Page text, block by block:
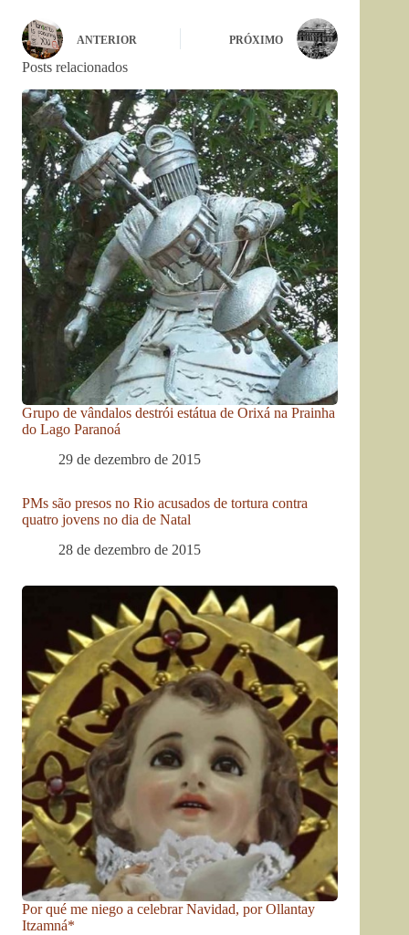
ANTERIOR PRÓXIMO
Posts relacionados
Grupo de vândalos destrói estátua de Orixá na Prainha
do Lago Paranoá
29 de dezembro de 2015
PMs são presos no Rio acusados de tortura contra
quatro jovens no dia de Natal
28 de dezembro de 2015
Por qué me niego a celebrar Navidad, por Ollantay
Itzamná*